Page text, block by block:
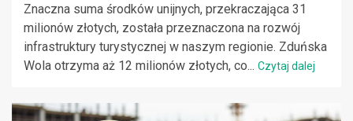
Znaczna suma środków unijnych, przekraczająca 31
milionów złotych, została przeznaczona na rozwój
infrastruktury turystycznej w naszym regionie. Zduńska
Wola otrzyma aż 12 milionów złotych, co... Czytaj dalej